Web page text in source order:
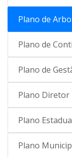
Plano de
Plano de
Plano de
Plano Diretor
Plano
Plano